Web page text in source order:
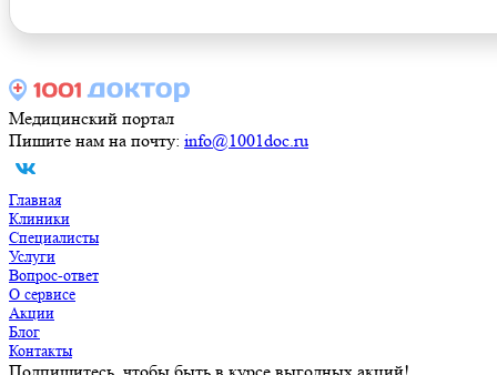
Медицинский портал
Пишите нам на почту: info@1001doc.ru
Главная
Клиники
Специалисты
Услуги
Вопрос-ответ
О сервисе
Акции
Блог
Контакты